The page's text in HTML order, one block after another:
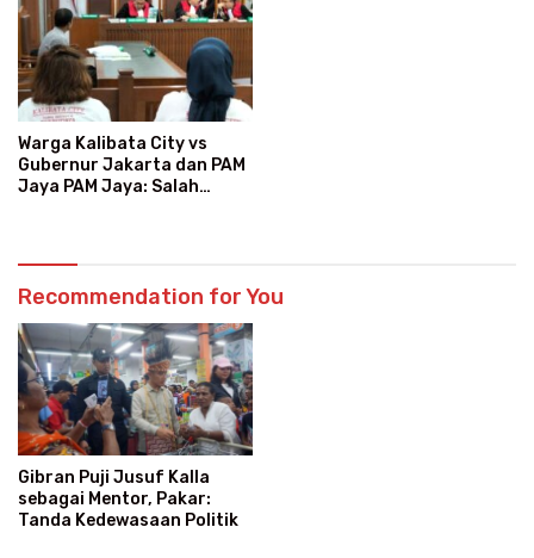
Warga Kalibata City vs
Gubernur Jakarta dan PAM
Jaya PAM Jaya: Salah
Recommendation for You
Gibran Puji Jusuf Kalla
sebagai Mentor, Pakar:
Tanda Kedewasaan Politik